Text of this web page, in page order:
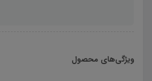
ویژگی‌های محصول